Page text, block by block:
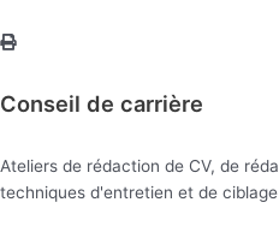
Conseil de carrière
Ateliers de rédaction de CV, de
techniques d'entretien et de